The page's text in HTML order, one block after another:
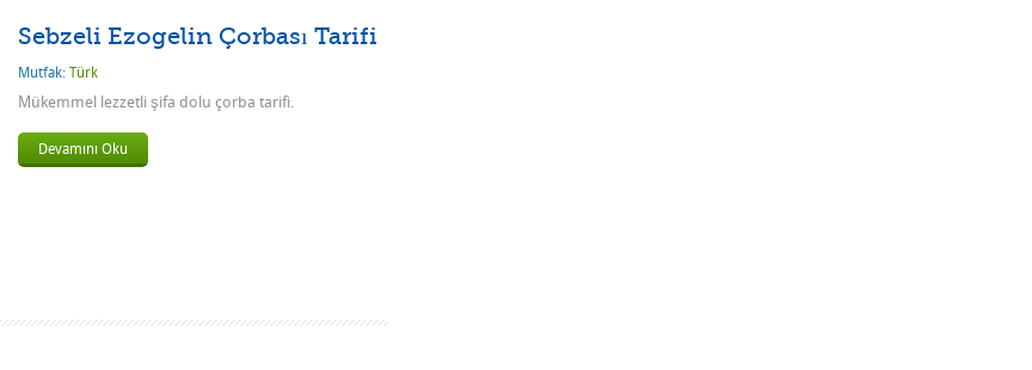
Sebzeli Ezogelin Çorbası Tarifi
Mutfak: Türk
Mükemmel lezzetli şifa dolu çorba tarifi.
Devamını Oku